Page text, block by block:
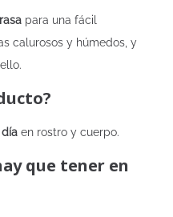
para una fácil
calurosos y húmedos, y
día en rostro y cuerpo.
que tener en